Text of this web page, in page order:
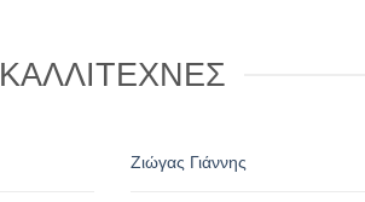
ΚΑΛΛΙΤΕΧΝΕΣ
Ζιώγας Γιάννης